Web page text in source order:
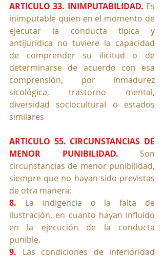
ARTICULO 33. INIMPUTABILIDAD. Es
inimputable quien en el momento de
ejecutar la conducta típica y
antijurídica no tuviere la capacidad
de comprender su ilicitud o de
determinarse de acuerdo con esa
comprensión, por inmadurez
sicológica, trastorno mental,
diversidad sociocultural o estados
similares
ARTICULO 55. CIRCUNSTANCIAS DE
MENOR PUNIBILIDAD. Son
circunstancias de menor punibilidad,
siempre que no hayan sido previstas
de otra manera:
8. La indigencia o la falta de
ilustración, en cuanto hayan influido
en la ejecución de la conducta
punible.
9. Las condiciones de inferioridad